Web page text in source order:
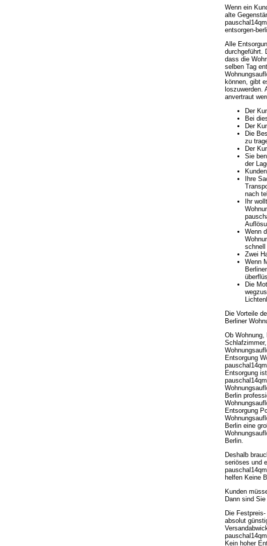
Wenn ein
alte
entsorgen-
Alle
durchgeführt.
dass die
selben Tag
können, gibt
loszuwerden.
anvertraut
Der
Bei
Der
Die
zu
Der
Sie
der
Ihre
nach
Ihr
Wenn
schnell
Zwei
Wenn
Die
Die Vorteile
Berliner
Ob Wohnung,
Entsorgung
Entsorgung
Berlin
Entsorgung
Berlin eine
Berlin.
Deshalb
seriöses und
helfen Keine
Kunden
Dann sind
Die
absolut
Kein hoher